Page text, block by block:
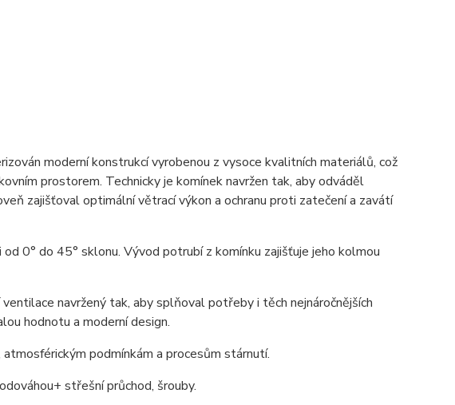
moderní konstrukcí vyrobenou z vysoce kvalitních materiálů, což
prostorem. Technicky je komínek navržen tak, aby odváděl
zajišťoval optimální větrací výkon a ochranu proti zatečení a zavátí
0° do 45° sklonu. Vývod potrubí z komínku zajišťuje jeho kolmou
navržený tak, aby splňoval potřeby i těch nejnáročnějších
hodnotu a moderní design.
podmínkám a procesům stárnutí.
střešní průchod, šrouby.